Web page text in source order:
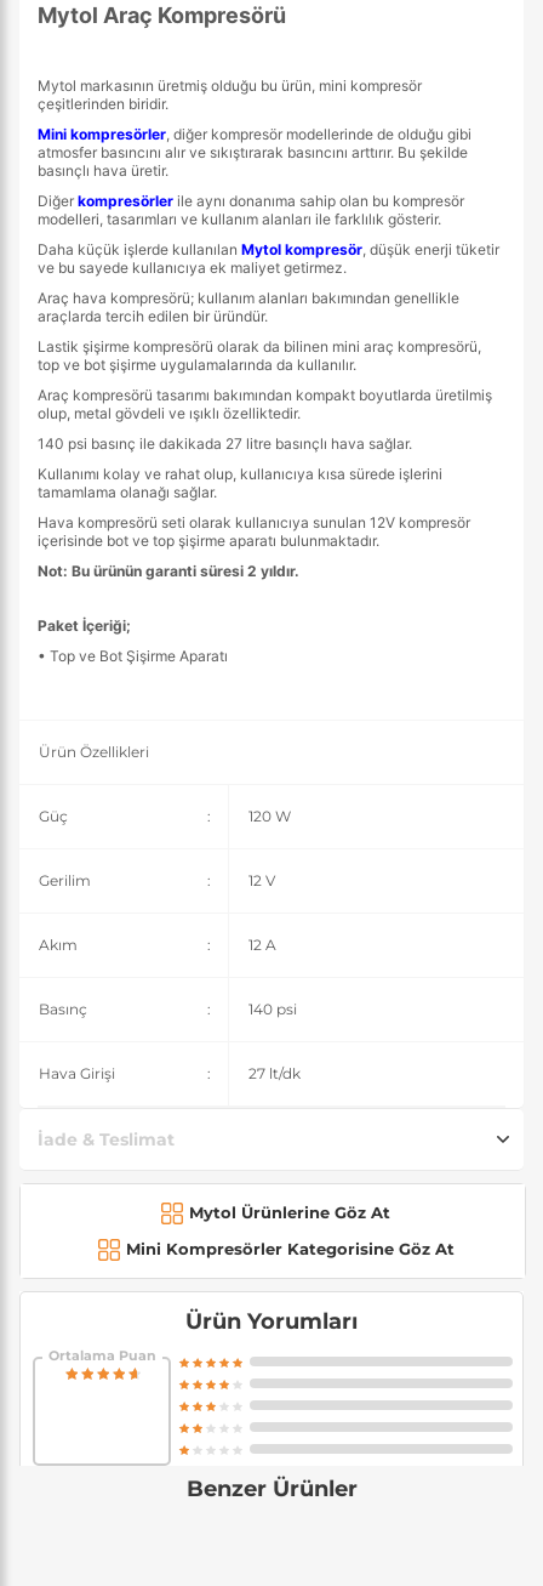
Mytol Araç Kompresörü
Mytol markasının üretmiş olduğu bu ürün, mini kompresör
çeşitlerinden biridir.
Mini kompresörler , diğer kompresör modellerinde de olduğu gibi
atmosfer basıncını alır ve sıkıştırarak basıncını arttırır. Bu şekilde
basınçlı hava üretir.
Diğer kompresörler ile aynı donanıma sahip olan bu kompresör
modelleri, tasarımları ve kullanım alanları ile farklılık gösterir.
Daha küçük işlerde kullanılan Mytol kompresör , düşük enerji tüketir
ve bu sayede kullanıcıya ek maliyet getirmez.
Araç hava kompresörü; kullanım alanları bakımından genellikle
araçlarda tercih edilen bir üründür.
Lastik şişirme kompresörü olarak da bilinen mini araç kompresörü,
top ve bot şişirme uygulamalarında da kullanılır.
Araç kompresörü tasarımı bakımından kompakt boyutlarda üretilmiş
olup, metal gövdeli ve ışıklı özelliktedir.
140 psi basınç ile dakikada 27 litre basınçlı hava sağlar.
Kullanımı kolay ve rahat olup, kullanıcıya kısa sürede işlerini
tamamlama olanağı sağlar.
Hava kompresörü seti olarak kullanıcıya sunulan 12V kompresör
içerisinde bot ve top şişirme aparatı bulunmaktadır.
Not: Bu ürünün garanti süresi 2 yıldır.
Paket İçeriği;
• Top ve Bot Şişirme Aparatı
Ürün Özellikleri
Güç : 120 W
Gerilim : 12 V
Akım : 12 A
Basınç : 140 psi
Hava Girişi : 27 lt/dk
İade & Teslimat
Mytol Ürünlerine Göz At
Mini Kompresörler Kategorisine Göz At
Ürün Yorumları
Ortalama Puan
Benzer Ürünler